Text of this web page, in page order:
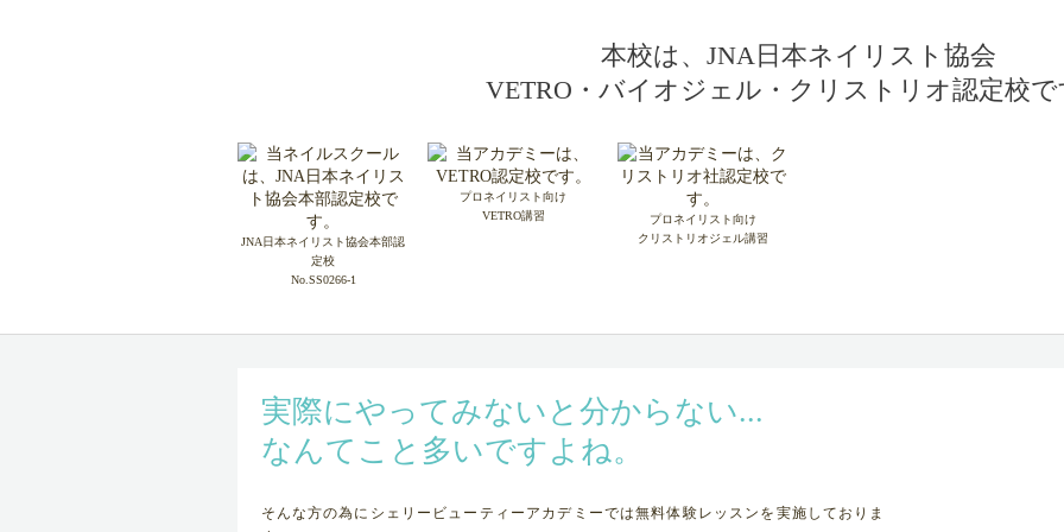
本校は、JNA日本ネイリスト協会
VETRO・バイオジェル・クリストリオ認定校で
JNA日本ネイリスト協会本部認
定校
No.SS0266-1
プロネイリスト向け
VETRO講習
プロネイリスト向け
クリストリオジェル講習
実際にやってみないと分からない...
なんてこと多いですよね。
そんな方の為にシェリービューティーアカデミーでは無料体験レッスンを実施しておりま